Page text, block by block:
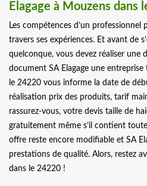
Elagage à Mouzens dans
Les compétences d’un professionnel
travers ses expériences. Et avant de
quelconque, vous devez réaliser une
document SA Elagage une
le 24220 vous informe la date de
réalisation prix des produits, tarif
rassurez-vous, votre devis taille de
gratuitement même s’il contient
offre reste encore modifiable et SA
prestations de qualité. Alors, restez
dans le 24220 !